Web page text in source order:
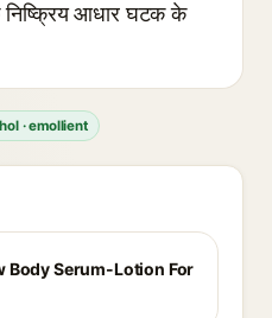
आधार घटक के
· emollient
Body Serum-Lotion For